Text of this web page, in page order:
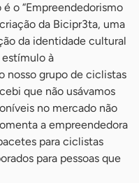
o “Empreendedorismo
da Bicipr3ta, uma
da identidade cultural
à
nosso grupo de ciclistas
que não usávamos
no mercado não
a empreendedora
para ciclistas
para pessoas que